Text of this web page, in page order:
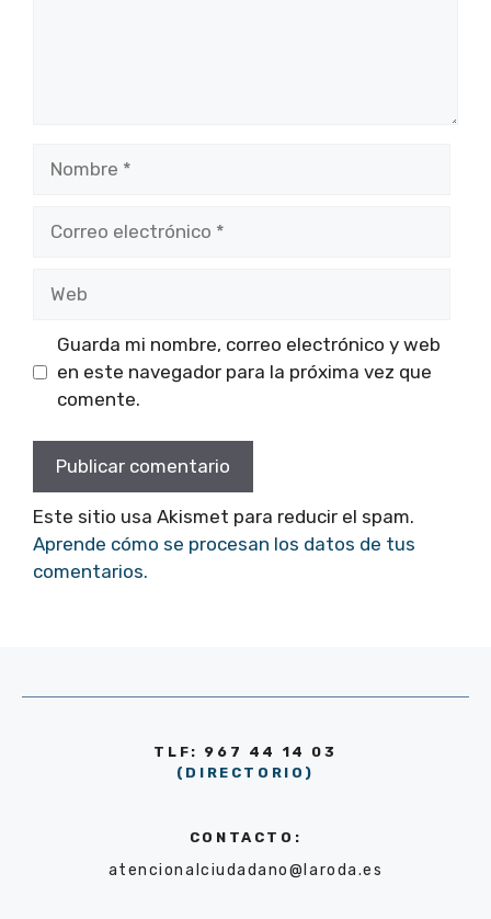
electrónico
Guarda mi nombre, correo electrónico y web
en este navegador para la próxima vez que
comente.
Este sitio usa Akismet para reducir el spam.
Aprende cómo se procesan los datos de tus
comentarios.
TLF: 967 44 14 03
(DIRECTORIO)
CONTACTO:
atencionalciudadano@laroda.es